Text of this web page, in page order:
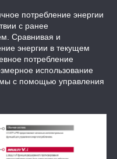
потребление энергии
с ранее
Сравнивая и
энергии в текущем
потребление
использование
с помощью управления